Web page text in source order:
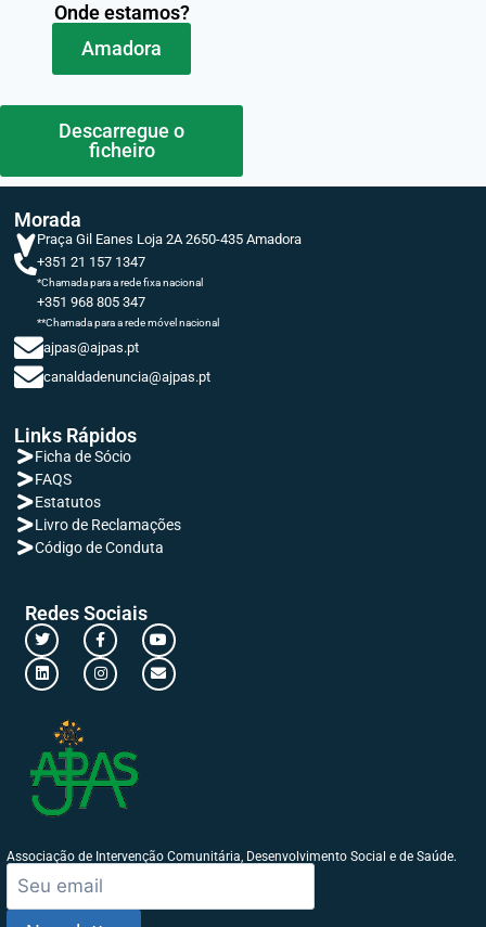
Onde estamos?
Amadora
Descarregue o
ficheiro
Morada
Praça Gil Eanes Loja 2A 2650-435 Amadora
+351 21 157 1347
*Chamada para a rede fixa nacional
+351 968 805 347
**Chamada para a rede móvel nacional
ajpas@ajpas.pt
canaldadenuncia@ajpas.pt
Links Rápidos
Ficha de Sócio
FAQS
Estatutos
Livro de Reclamações
Código de Conduta
Redes Sociais
Associação de Intervenção Comunitária, Desenvolvimento Social e de Saúde.